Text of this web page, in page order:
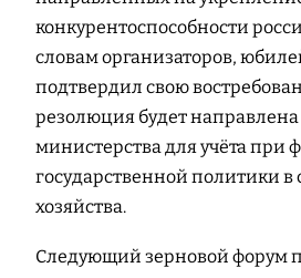
конкурентоспособности
словам организаторов,
подтвердил свою
резолюция будет
министерства для учёта при
государственной политики в
хозяйства.
Следующий зерновой форум